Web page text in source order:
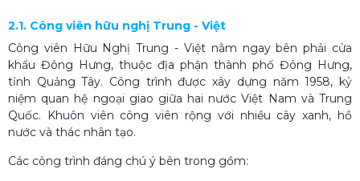
2.1. Công viên hữu nghị Trung - Việt
Công viên Hữu Nghị Trung - Việt nằm ngay bên phải cửa
khẩu Đông Hưng, thuộc địa phận thành phố Đông Hưng,
tỉnh Quảng Tây. Công trình được xây dựng năm 1958, kỷ
niệm quan hệ ngoại giao giữa hai nước Việt Nam và Trung
Quốc. Khuôn viên công viên rộng với nhiều cây xanh, hồ
nước và thác nhân tạo.
Các công trình đáng chú ý bên trong gồm: